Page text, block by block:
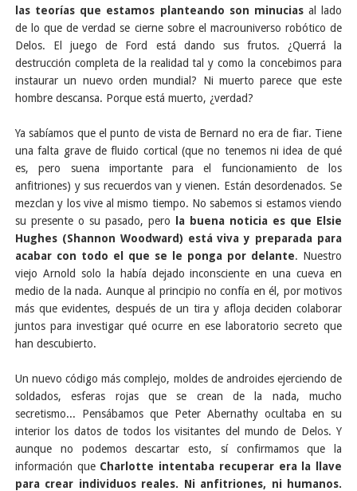
las teorías que estamos planteando son minuciasal lado
de lo que de verdad se cierne sobre el macrouniverso robótico de
Delos. El juego de Ford está dando sus frutos. ¿Querrá la
destrucción completa de la realidad tal y como la concebimos para
instaurar un nuevo orden mundial? Ni muerto parece que este
hombre descansa. Porque está muerto, ¿verdad?
Ya sabíamos que el punto de vista de Bernard no era de fiar. Tiene
una falta grave de fluido cortical (que no tenemos ni idea de qué
es, pero suena importante para el funcionamiento de los
anfitriones) y sus recuerdos van y vienen. Están desordenados. Se
mezclan y los vive al mismo tiempo. No sabemos si estamos viendo
su presente o su pasado, pero
la buena noticia es que Elsie
Hughes (Shannon Woodward) está viva y preparada para
acabar con todo el que se le ponga por delante. Nuestro
viejo Arnold solo la había dejado inconsciente en una cueva en
medio de la nada. Aunque al principio no confía en él, por motivos
más que evidentes, después de un tira y afloja deciden colaborar
juntos para investigar qué ocurre en ese laboratorio secreto que
han descubierto.
Un nuevo código más complejo, moldes de androides ejerciendo de
soldados, esferas rojas que se crean de la nada, mucho
secretismo... Pensábamos que Peter Abernathy ocultaba en su
interior los datos de todos los visitantes del mundo de Delos. Y
aunque no podemos descartar esto, sí confirmamos que la
información que Charlotte intentaba recuperar era la llave
para crear individuos reales. Ni anfitriones, ni humanos.